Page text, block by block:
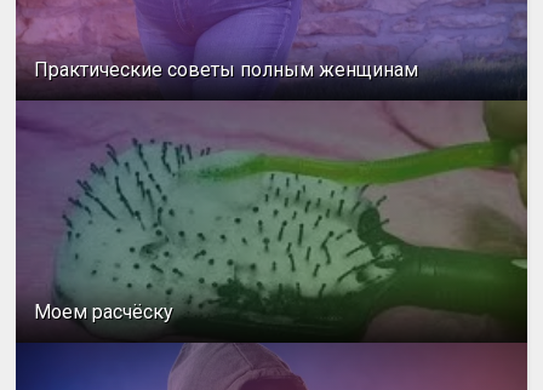
Практические советы полным женщинам
Моем расчёску